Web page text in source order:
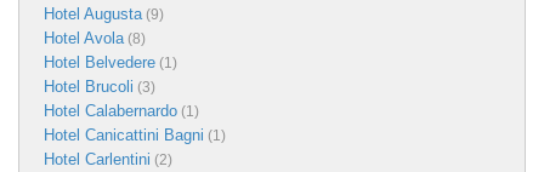
Hotel Augusta(9)
Hotel Avola(8)
Hotel Belvedere (1)
Hotel Brucoli (3)
Hotel Calabernardo (1)
Hotel Canicattini Bagni (1)
Hotel Carlentini (2)